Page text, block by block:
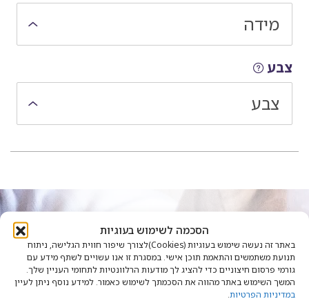
הסכמה לשימוש בעוגיות
באתר זה נעשה שימוש בעוגיות (Cookies)לצורך שיפור חווית הגלישה, ניתוח
תנועת משתמשים והתאמת תוכן אישי. במסגרת זו אנו עשויים לשתף מידע עם
גורמי פרסום חיצוניים כדי להציג לך מודעות הרלוונטיות לתחומי העניין שלך.
המשך השימוש באתר מהווה את הסכמתך לשימוש כאמור. למידע נוסף ניתן לעיין
במדיניות הפרטיות.
מידה
צבע
צבע
יש לכם שאלה? נשמח להיות בקשר
*שם מלא